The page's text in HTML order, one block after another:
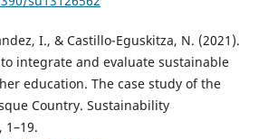
I., & Castillo-Eguskitza, N. (2021).
integrate and evaluate sustainable
education. The case study of the
Country. Sustainability
1–19.